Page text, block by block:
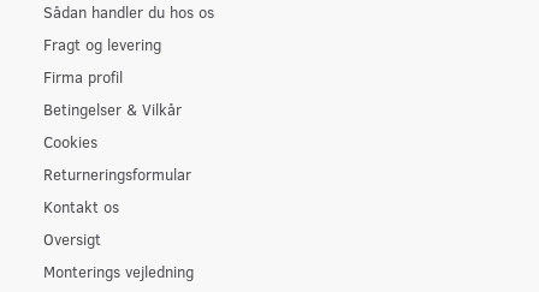
Sådan handler du hos os
Fragt og levering
Firma profil
Betingelser & Vilkår
Cookies
Returneringsformular
Kontakt os
Oversigt
Monterings vejledning